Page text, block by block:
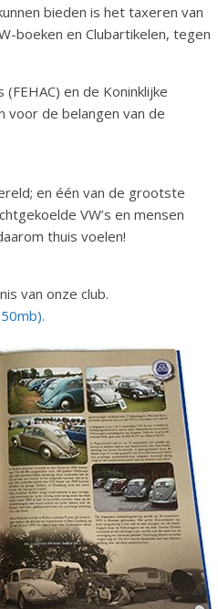
bieden is het taxeren van
boeken en Clubartikelen, tegen
en de Koninklijke
voor de belangen van de
en één van de grootste
VW’s en mensen
thuis voelen!
van onze club.